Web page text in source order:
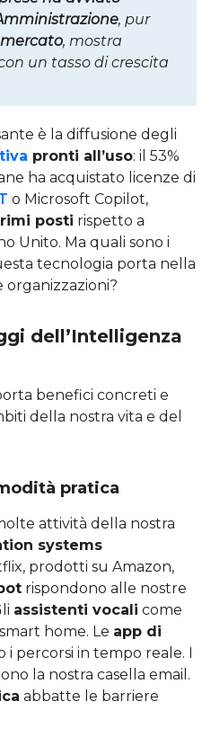
, pur
mercato, mostra
un tasso di crescita
è la diffusione degli
pronti all’uso: il 53%
ha acquistato licenze di
o Microsoft Copilot,
posti rispetto a
Unito. Ma quali sono i
tecnologia porta nella
dell’Intelligenza
benefici concreti e
della nostra vita e del
pratica
attività della nostra
systems
prodotti su Amazon,
rispondono alle nostre
assistenti vocali come
home. Le app di
i percorsi in tempo reale. I
la nostra casella email.
abbatte le barriere